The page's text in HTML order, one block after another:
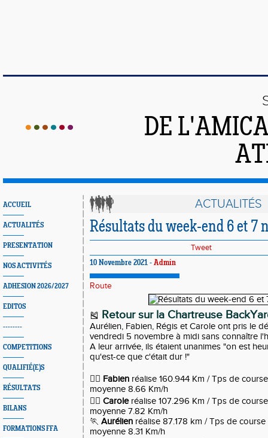
DE
ACCUEIL
ACTUALITÉS
PRESENTATION
NOS ACTIVITÉS
ADHESION 2026/2027
EDITOS
--------
COMPETITIONS
QUALIFIÉ(E)S
RÉSULTATS
BILANS
FORMATIONS FFA
ACTUALITÉS
Résultats du week-end 6 et 7
Tweet
10 Novembre 2021 - Admin
Route
🎽 Retour sur la Chartreuse
Aurélien, Fabien, Régis et Carole ont pris le
vendredi 5 novembre à midi sans connaître
A leur arrivée, ils étaient unanimes "on est
qu'est-ce que c'était dur !"
🏃‍♂️ Fabien réalise 160.944 Km / Tps de
moyenne 8.66 Km/h
🏃‍♀️ Carole réalise 107.296 Km / Tps de
moyenne 7.82 Km/h
🏃 Aurélien réalise 87.178 km / Tps de
moyenne 8.31 Km/h